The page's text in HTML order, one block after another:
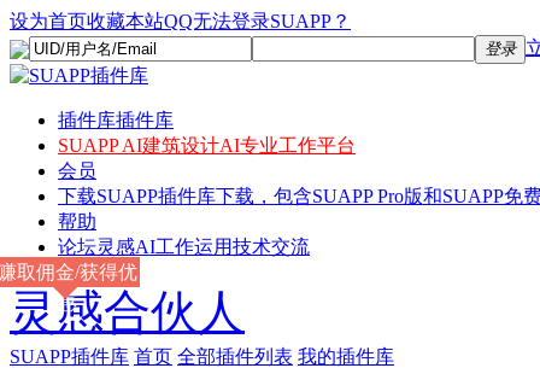
设为首页收藏本站QQ无法登录SUAPP？
登录
插件库插件库
SUAPP AI建筑设计AI专业工作平台
会员
下载SUAPP插件库下载，包含SUAPP Pro版和SUAPP免
帮助
论坛灵感AI工作运用技术交流
灵感合伙人
取佣金/获得优
惠
SUAPP插件库 首页 全部插件列表 我的插件库